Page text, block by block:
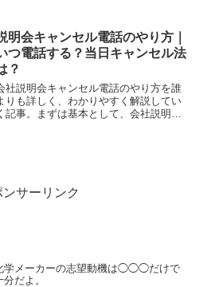
「それでは別の面接日程...
明会キャンセル電話のやり方｜
つ電話する？当日キャンセル法
？
社説明会キャンセル電話のやり方を誰
りも詳しく、わかりやすく解説してい
記事。まずは基本として、会社説明会
ンサーリンク
学メーカーの志望動機は◯◯◯だけで
分だよ。